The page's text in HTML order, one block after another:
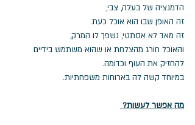
הדמנציה של בעלה, צבי,
זה האופן שבו הוא אוכל כעת.
זה מאד לא אסתטי, נשפך לו המרק,
והאוכל חורג מהצלחת או שהוא משתמש בידיים
להחזיק את העוף וכדומה.
במיוחד קשה לה בארוחות משפחתיות.
מה אפשר לעשות?